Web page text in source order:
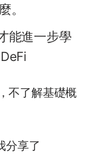
。
能進一步學
不了解基礎概
分享了